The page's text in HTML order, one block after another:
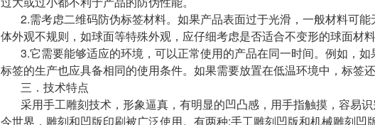
2.需考虑二维码防伪标签材料。如果产品表面过于光滑，一般材料可能
体外观不规则，如球面等特殊外观，应仔细考虑是否适合不变形的球面材
3.它需要能够适应的环境，可以正常使用的产品在同一时间。例如，如
标签的生产也应具备相同的使用条件。如果需要放置在低温环境中，标签
三．技术特点
采用手工雕刻技术，形象逼真，有明显的凹凸感，用手指触摸，容易
今世界，雕刻和凹版印刷被广泛使用。有两种:手工雕刻凹版和机械雕刻凹版